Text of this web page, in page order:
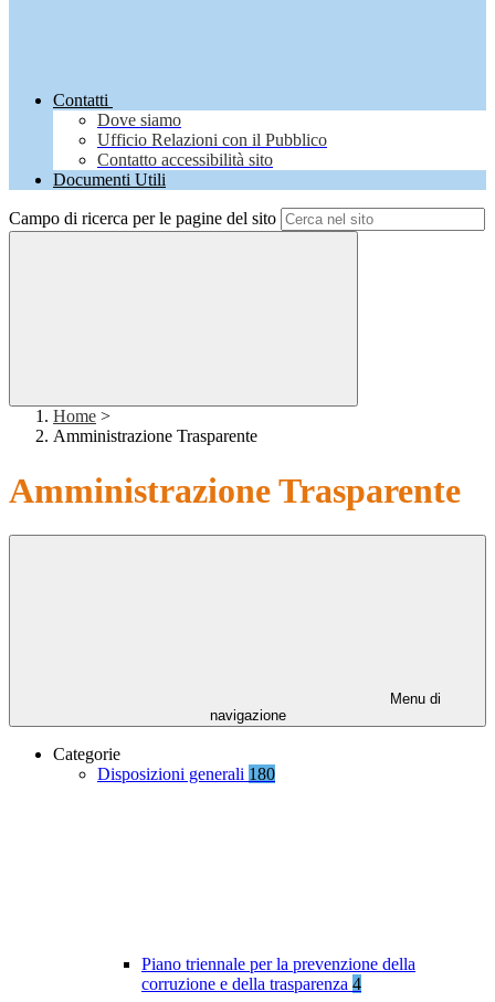
Contatti
Dove siamo
Ufficio Relazioni con il Pubblico
Contatto accessibilità sito
Documenti Utili
Campo di ricerca per le pagine del sito
Home >
Amministrazione Trasparente
Amministrazione Trasparente
Menu di
navigazione
Categorie
Disposizioni generali 180
Piano triennale per la prevenzione della
corruzione e della trasparenza 4